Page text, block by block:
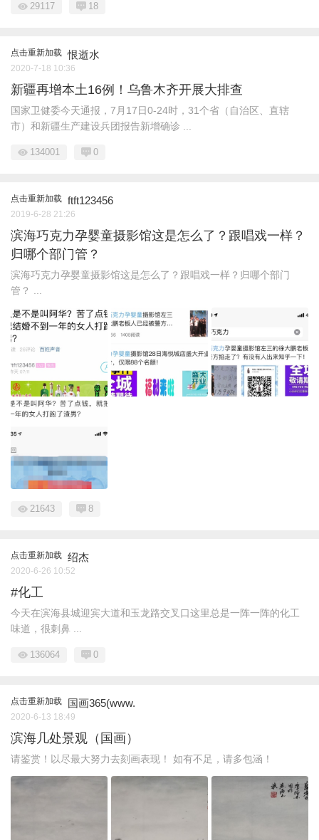
29117 18
点击重新加载 恨逝水
2020-7-18 10:36
新疆再增本土16例！乌鲁木齐开展大排查
国家卫健委今天通报，7月17日0-24时，31个省（自治区、直辖
市）和新疆生产建设兵团报告新增确诊 ...
134001 0
点击重新加载 ftft123456
2019-6-28 21:26
滨海巧克力孕婴童摄影馆这是怎么了？跟唱戏一样？
归哪个部门管？
滨海巧克力孕婴童摄影馆这是怎么了？跟唱戏一样？归哪个部门
管？ ...
21643 8
点击重新加载 绍杰
2020-6-26 10:52
#化工
今天在滨海县城迎宾大道和玉龙路交叉口这里总是一阵一阵的化工
味道，很刺鼻 ...
136064 0
点击重新加载 国画365(www.
2020-6-13 18:49
滨海几处景观（国画）
请鉴赏！以尽最大努力去刻画表现！ 如有不足，请多包涵！